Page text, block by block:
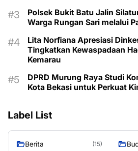
Polsek Bukit Batu Jalin
Warga Rungan Sari melalui
Lita Norfiana Apresiasi
Tingkatkan Kewaspadaan
Kemarau
DPRD Murung Raya Studi
Kota Bekasi untuk Perkuat
Label List
Berita (15)